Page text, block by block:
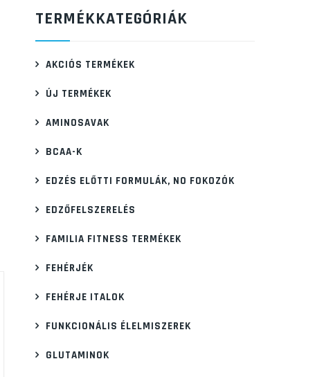
TERMÉKKATEGÓRIÁK
AKCIÓS TERMÉKEK
ÚJ TERMÉKEK
AMINOSAVAK
BCAA-K
EDZÉS ELŐTTI FORMULÁK, NO FOKOZÓK
EDZŐFELSZERELÉS
FAMILIA FITNESS TERMÉKEK
FEHÉRJÉK
FEHÉRJE ITALOK
FUNKCIONÁLIS ÉLELMISZEREK
GLUTAMINOK